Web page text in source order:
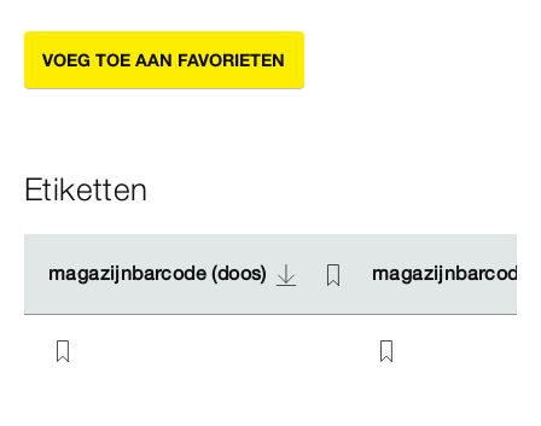
VOEG TOE AAN FAVORIETEN
Etiketten
magazijnbarcode (doos) magazijnbarcode
magazijnbarcode (doos) magazijnbarcode